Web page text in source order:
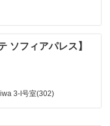
ソフィアパレス】
3-I号室(302)